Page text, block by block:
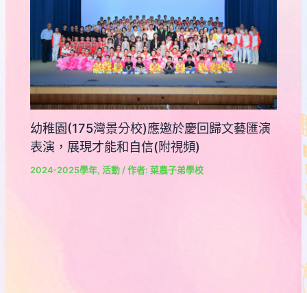
幼稚園(175灣景分校)應邀於慶回歸文藝匯演
表演，展現才能和自信(附視頻)
2024-2025學年,活動 / 作者:菜農子弟學校